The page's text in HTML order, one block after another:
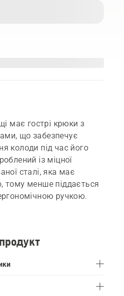
має гострі крюки з
що забезпечує
колоди під час його
із міцної
сталі, яка має
тому менше піддається
ручкою.